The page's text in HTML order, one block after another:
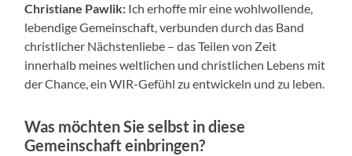
Christiane Pawlik: Ich erhoffe mir eine wohlwollende,
lebendige Gemeinschaft, verbunden durch das Band
christlicher Nächstenliebe – das Teilen von Zeit
innerhalb meines weltlichen und christlichen Lebens mit
der Chance, ein WIR-Gefühl zu entwickeln und zu leben.
Was möchten Sie selbst in diese
Gemeinschaft einbringen?